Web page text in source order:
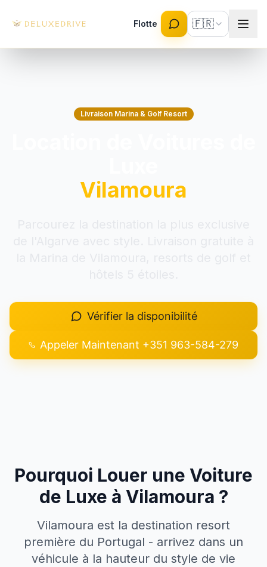
Flotte 🇫🇷
Demander un devis
Livraison Marina & Golf Resort
Vilamoura
Vérifier la disponibilité
Appeler Maintenant +351 963-584-279
Pourquoi Louer une Voiture
de Luxe à Vilamoura ?
Vilamoura est la destination resort
première du Portugal - arrivez dans un
véhicule à la hauteur du style de vie